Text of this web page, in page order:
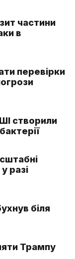
частини
в
перевірки
створили
разі
біля
Трампу